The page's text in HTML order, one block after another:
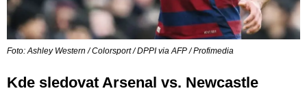
Foto: Ashley Western / Colorsport / DPPI via AFP / Profimedia
Kde sledovat Arsenal vs. Newcastle